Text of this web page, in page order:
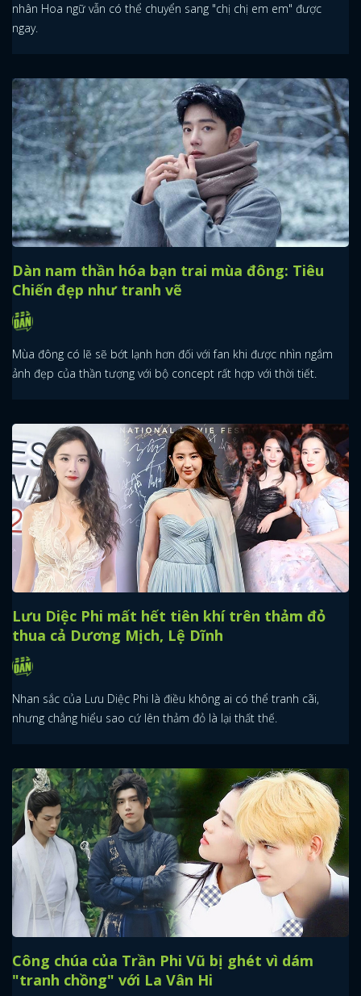
nhân Hoa ngữ vẫn có thể chuyển sang "chị chị em em" được
ngay.
Dàn nam thần hóa bạn trai mùa đông: Tiêu
Chiến đẹp như tranh vẽ
Mùa đông có lẽ sẽ bớt lạnh hơn đối với fan khi được nhìn ngắm
ảnh đẹp của thần tượng với bộ concept rất hợp với thời tiết.
Lưu Diệc Phi mất hết tiên khí trên thảm đỏ
thua cả Dương Mịch, Lệ Dĩnh
Nhan sắc của Lưu Diệc Phi là điều không ai có thể tranh cãi,
nhưng chẳng hiểu sao cứ lên thảm đỏ là lại thất thế.
Công chúa của Trần Phi Vũ bị ghét vì dám
"tranh chồng" với La Vân Hi